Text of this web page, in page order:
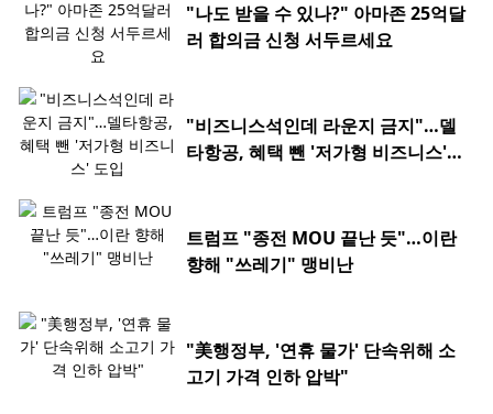
"나도 받을 수 있나?" 아마존 25억달
러 합의금 신청 서두르세요
"비즈니스석인데 라운지 금지"…델
타항공, 혜택 뺀 '저가형 비즈니스'
트럼프 "종전 MOU 끝난 듯"…이란
향해 "쓰레기" 맹비난
"美행정부, '연휴 물가' 단속위해 소
고기 가격 인하 압박"